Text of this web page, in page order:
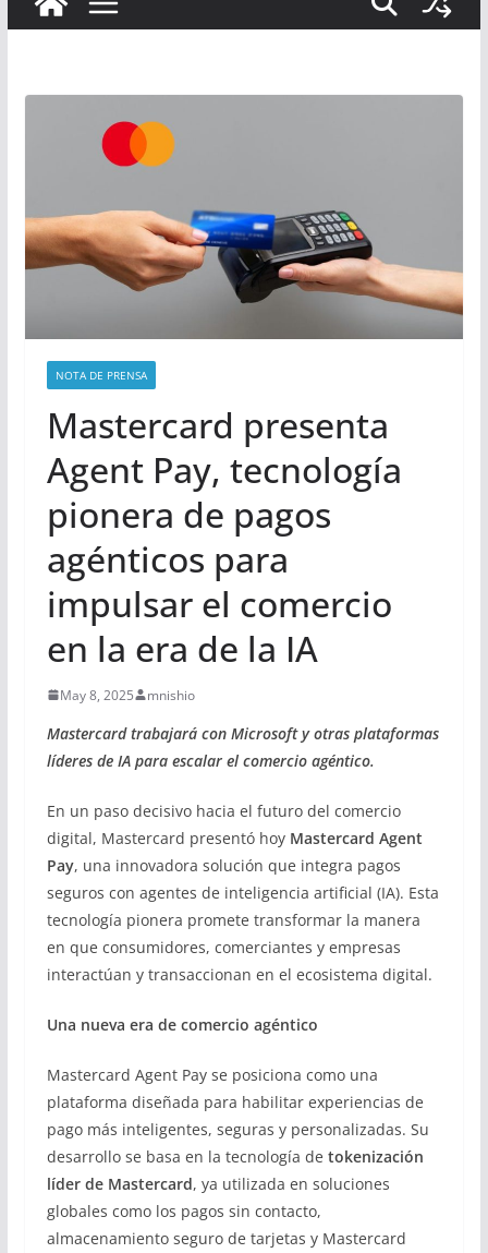
NOTA DE PRENSA
Mastercard presenta
Agent Pay, tecnología
pionera de pagos
agénticos para
impulsar el comercio
en la era de la IA
May 8, 2025 mnishio
Mastercard trabajará con Microsoft y otras plataformas
líderes de IA para escalar el comercio agéntico.
En un paso decisivo hacia el futuro del comercio
digital, Mastercard presentó hoy Mastercard Agent
Pay, una innovadora solución que integra pagos
seguros con agentes de inteligencia artificial (IA). Esta
tecnología pionera promete transformar la manera
en que consumidores, comerciantes y empresas
interactúan y transaccionan en el ecosistema digital.
Una nueva era de comercio agéntico
Mastercard Agent Pay se posiciona como una
plataforma diseñada para habilitar experiencias de
pago más inteligentes, seguras y personalizadas. Su
desarrollo se basa en la tecnología de tokenización
líder de Mastercard, ya utilizada en soluciones
globales como los pagos sin contacto,
almacenamiento seguro de tarjetas y Mastercard